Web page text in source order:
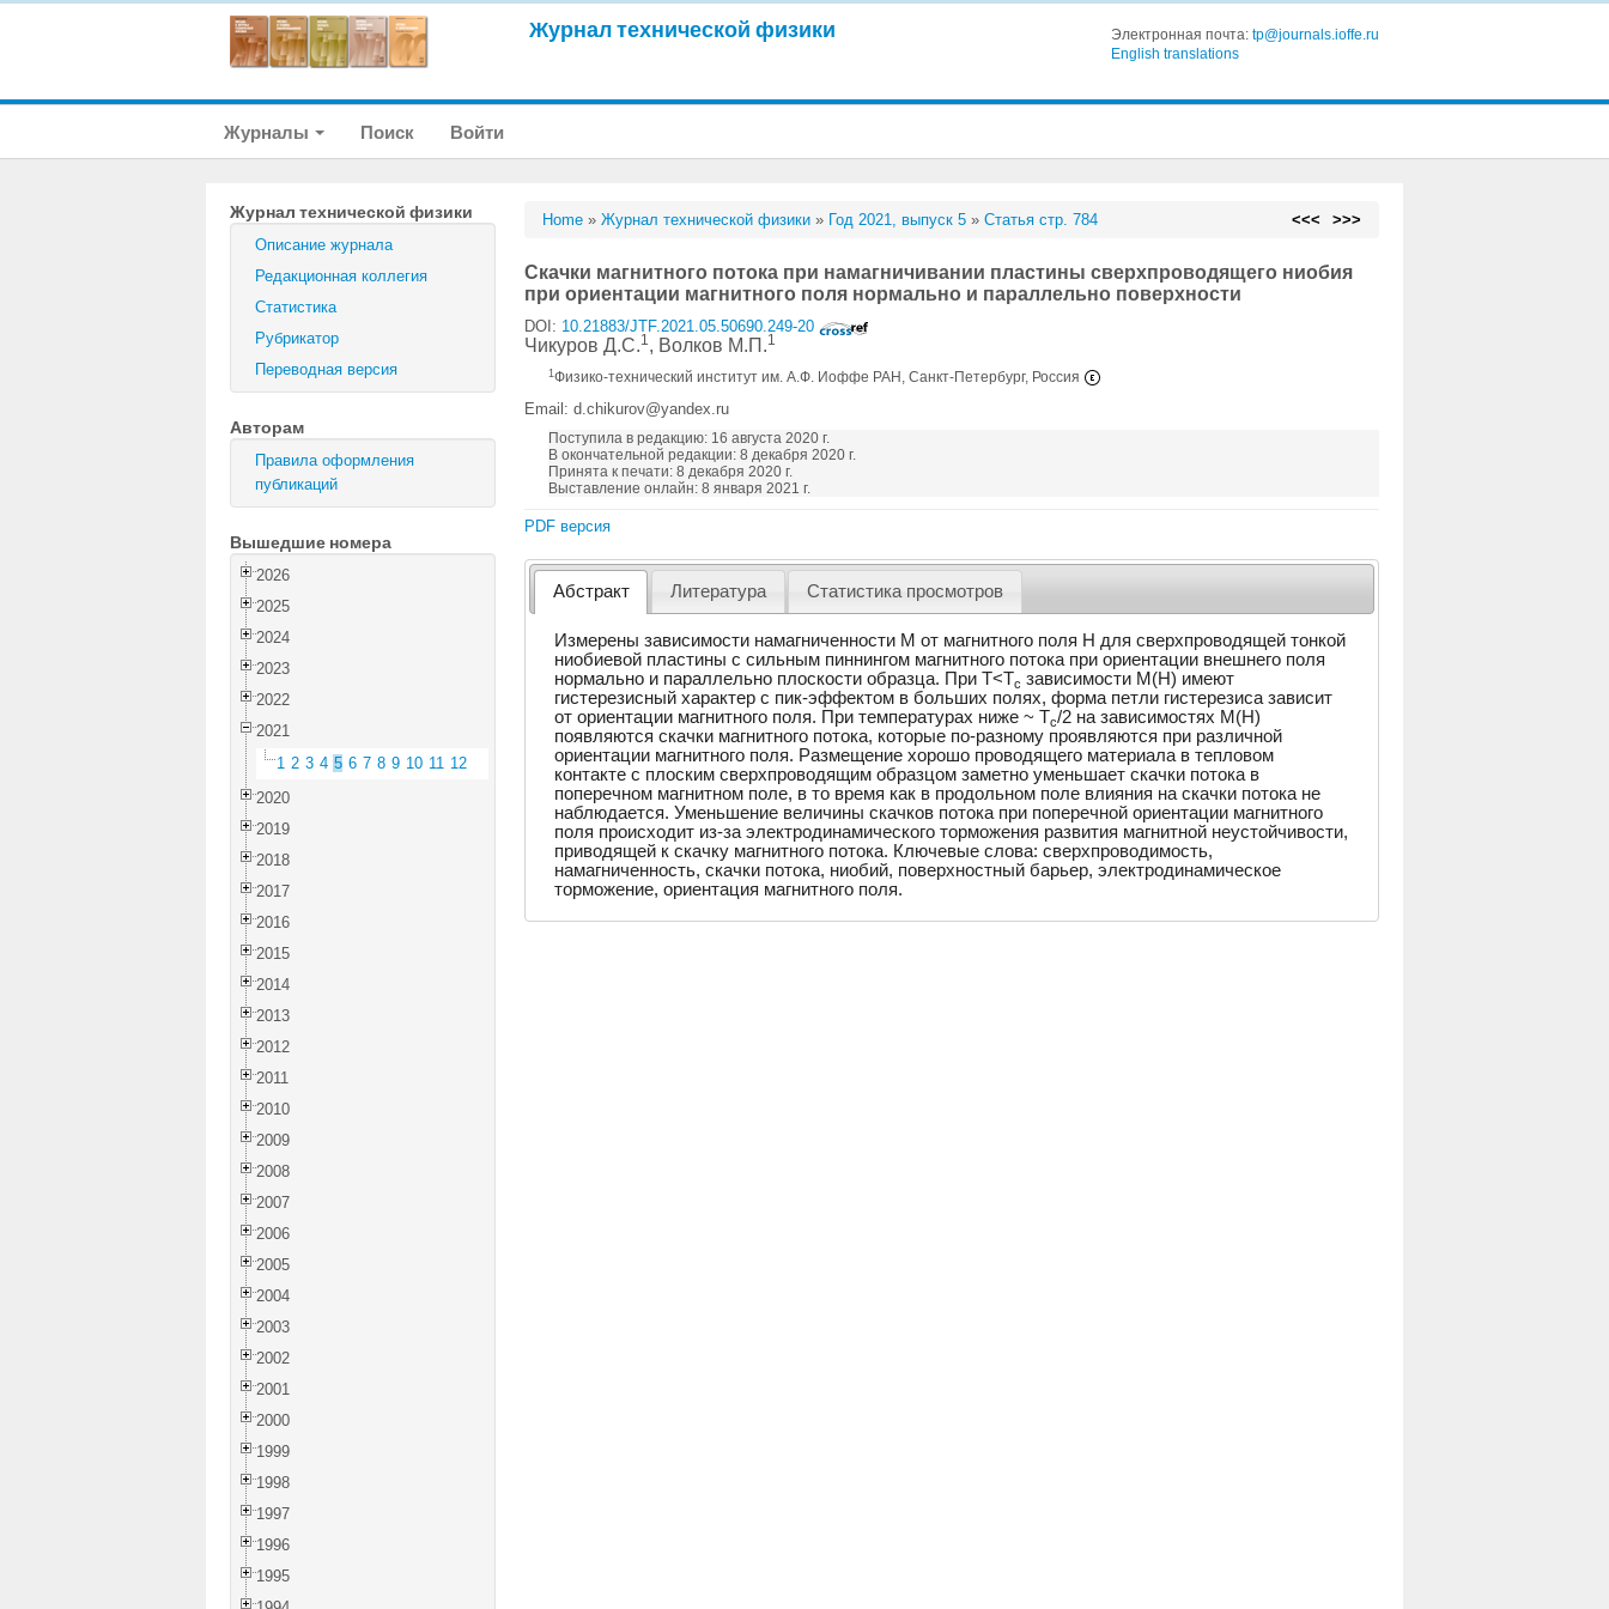
Журнал технической физики Электронная почта: tp@journals.ioffe.ru
English translations
Журналы Поиск Войти
Журнал технической физики
Описание журнала
Редакционная коллегия
Статистика
Рубрикатор
Переводная версия
Авторам
Правила оформления
публикаций
Вышедшие номера
2026
2025
2024
2023
2022
2021
1 2 3 4 5 6 7 8 9 10 11 12
2020
2019
2018
2017
2016
2015
2014
2013
2012
2011
2010
2009
2008
2007
2006
2005
2004
2003
2002
2001
2000
1999
1998
1997
1996
1995
Home »Журнал технической физики » Год 2021, выпуск 5 »Статья стр. 784 <<< >>>
Скачки магнитного потока при намагничивании пластины сверхпроводящего ниобия
при ориентации магнитного поля нормально и параллельно поверхности
DOI: 10.21883/JTF.2021.05.50690.249-20
Чикуров Д.С.1, Волков М.П.1
1Физико-технический институт им. А.Ф. Иоффе РАН, Санкт-Петербург, Россия
Email: d.chikurov@yandex.ru
Поступила в редакцию: 16 августа 2020 г.
В окончательной редакции: 8 декабря 2020 г.
Принята к печати: 8 декабря 2020 г.
Выставление онлайн: 8 января 2021 г.
PDF версия
Абстракт Литература Статистика просмотров
Измерены зависимости намагниченности M от магнитного поля H для сверхпроводящей тонкой
ниобиевой пластины с сильным пиннингом магнитного потока при ориентации внешнего поля
нормально и параллельно плоскости образца. При T<Tc зависимости M(H) имеют
гистерезисный характер с пик-эффектом в больших полях, форма петли гистерезиса зависит
от ориентации магнитного поля. При температурах ниже ~ Tc/2 на зависимостях M(H)
появляются скачки магнитного потока, которые по-разному проявляются при различной
ориентации магнитного поля. Размещение хорошо проводящего материала в тепловом
контакте с плоским сверхпроводящим образцом заметно уменьшает скачки потока в
поперечном магнитном поле, в то время как в продольном поле влияния на скачки потока не
наблюдается. Уменьшение величины скачков потока при поперечной ориентации магнитного
поля происходит из-за электродинамического торможения развития магнитной неустойчивости,
приводящей к скачку магнитного потока. Ключевые слова: сверхпроводимость,
намагниченность, скачки потока, ниобий, поверхностный барьер, электродинамическое
торможение, ориентация магнитного поля.